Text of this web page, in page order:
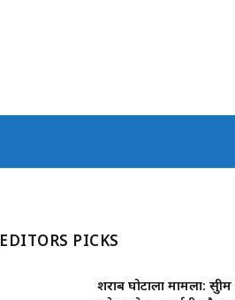
EDITORS PICKS
शराब घोटाला मामला: